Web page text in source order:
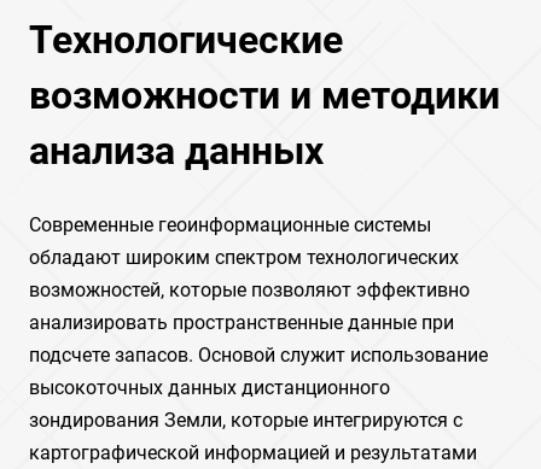
Технологические
возможности и методики
анализа данных
Современные геоинформационные системы
обладают широким спектром технологических
возможностей, которые позволяют эффективно
анализировать пространственные данные при
подсчете запасов. Основой служит использование
высокоточных данных дистанционного
зондирования Земли, которые интегрируются с
картографической информацией и результатами